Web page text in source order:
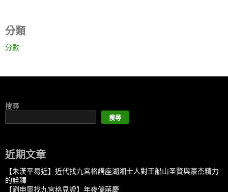
分類
分數
搜尋
搜尋
近期文章
【朱漢平易近】近代找九宮格講座湖湘士人對王船山圣賢與豪杰精力
的詮釋
【劉申寧找九宮格見證】年夜儒蔣慶